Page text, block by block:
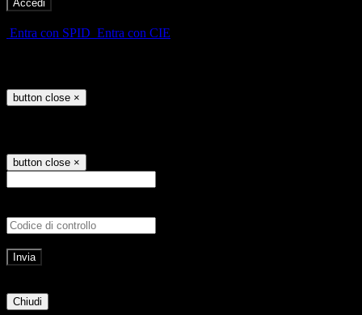
Entra con SPID Entra con CIE
button close ×
button close ×
Chiudi